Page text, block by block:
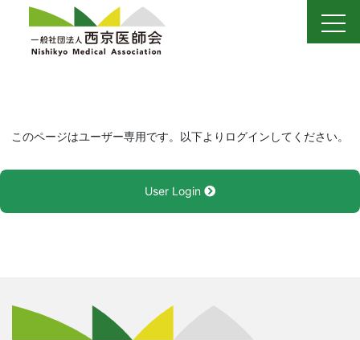
content
このページはユーザー専用です。以下よりログインしてください。
User Login